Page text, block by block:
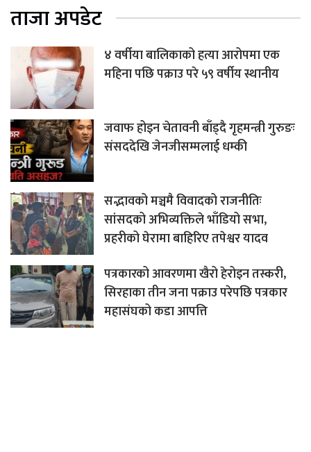
ताजा अपडेट
४ वर्षीया बालिकाको हत्या आरोपमा एक
महिना पछि पक्राउ परे ५९ वर्षीय स्थानीय
जवाफ होइन चेतावनी बाँड्दै गृहमन्त्री गुरुङः
संसददेखि जेनजीसम्मलाई धम्की
सद्भावको मञ्चमै विवादको राजनीतिः
सांसदको अभिव्यक्तिले भाँडियो सभा,
प्रहरीको घेरामा बाहिरिए तपेश्वर यादव
पत्रकारको आवरणमा खैरो हेरोइन तस्करी,
सिरहाका तीन जना पक्राउ परेपछि पत्रकार
महासंघको कडा आपत्ति